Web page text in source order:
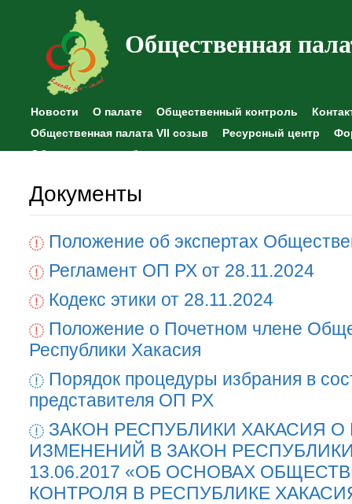
Общественная
Новости О палате Общественный контроль
Общественная палата VII созыв
Ресурсный центр
Общественные наблюдения
Документы
Положение об экспертах
Регламент ОП РХ от 28.11.2024
Кодекс этики от 28.11.2024
Положение о Почетном члене
Республики Хакасия
Порядок процедуры избрания в
представителя ОП РХ
ЗАКОН РЕСПУБЛИКИ ХАКАСИЯ
ИЗМЕНЕНИЙ В ЗАКОН
13.06.2017 «ОБ ОСНОВАХ
КОНТРОЛЯ В РЕСПУБЛИКЕ